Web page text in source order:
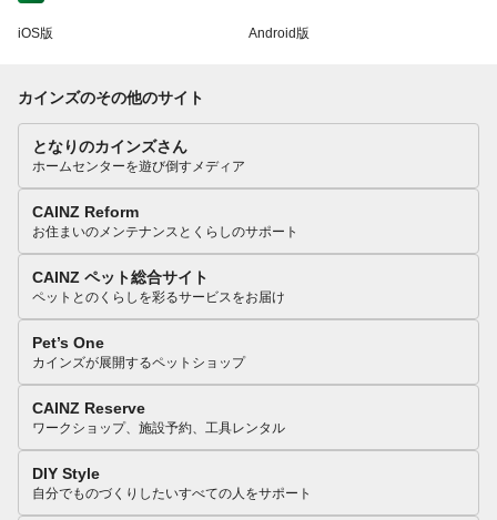
iOS版 Android版
カインズのその他のサイト
となりのカインズさん
ホームセンターを遊び倒すメディア
CAINZ Reform
お住まいのメンテナンスとくらしのサポート
CAINZ ペット総合サイト
ペットとのくらしを彩るサービスをお届け
Pet’s One
カインズが展開するペットショップ
CAINZ Reserve
ワークショップ、施設予約、工具レンタル
DIY Style
自分でものづくりしたいすべての人をサポート